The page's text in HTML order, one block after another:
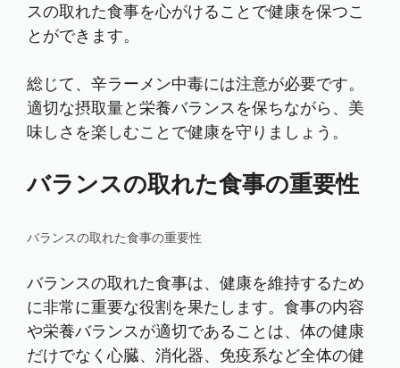
スの取れた食事を心がけることで健康を保つこ
とができます。
総じて、辛ラーメン中毒には注意が必要です。
適切な摂取量と栄養バランスを保ちながら、美
味しさを楽しむことで健康を守りましょう。
バランスの取れた食事の重要性
バランスの取れた食事の重要性
バランスの取れた食事は、健康を維持するため
に非常に重要な役割を果たします。食事の内容
や栄養バランスが適切であることは、体の健康
だけでなく心臓、消化器、免疫系など全体の健